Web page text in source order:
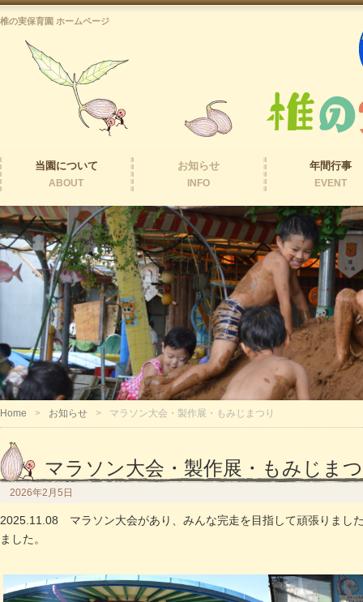
椎の実保育園 ホームページ
当園について
ABOUT
お知らせ
INFO
年間行事
EVENT
Home お知らせ マラソン大会・製作展・もみじまつり
マラソン大会・製作展・もみじま
2026年2月5日
2025.11.08 マラソン大会があり、みんな完走を目指して頑張りまし
ました。